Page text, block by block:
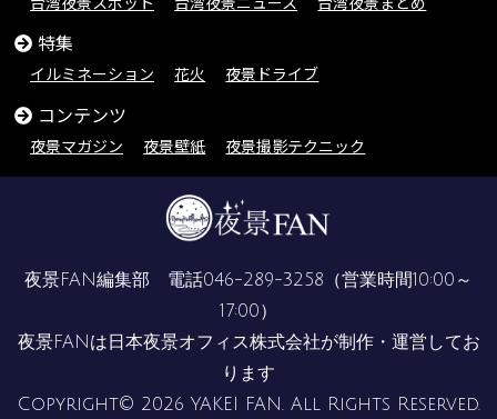
特集
イルミネーション 花火 夜景ドライブ
コンテンツ
夜景マガジン 夜景壁紙 夜景撮影テクニック
夜景FAN編集部 電話046-289-3258 （営業時間10:00～
17:00）
夜景FANは 日本夜景オフィス株式会社が制作・運営してお
ります
Copyright© 2026 YAKEI FAN. All Rights Reserved.